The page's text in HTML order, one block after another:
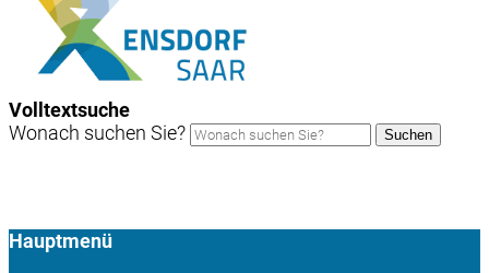
Volltextsuche
Wonach suchen Sie?
Suchen
Hauptmenü